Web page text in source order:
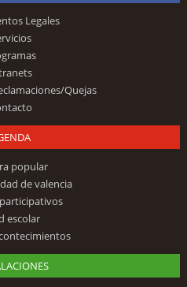
Legales
Quejas
popular
de valencia
escolar